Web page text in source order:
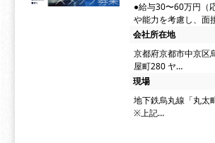
●給与30〜60万円（
や能力を考慮し、面
会社所在地
京都府京都市中京区
屋町280 ヤ…
現場
地下鉄烏丸線「丸太
※上記…